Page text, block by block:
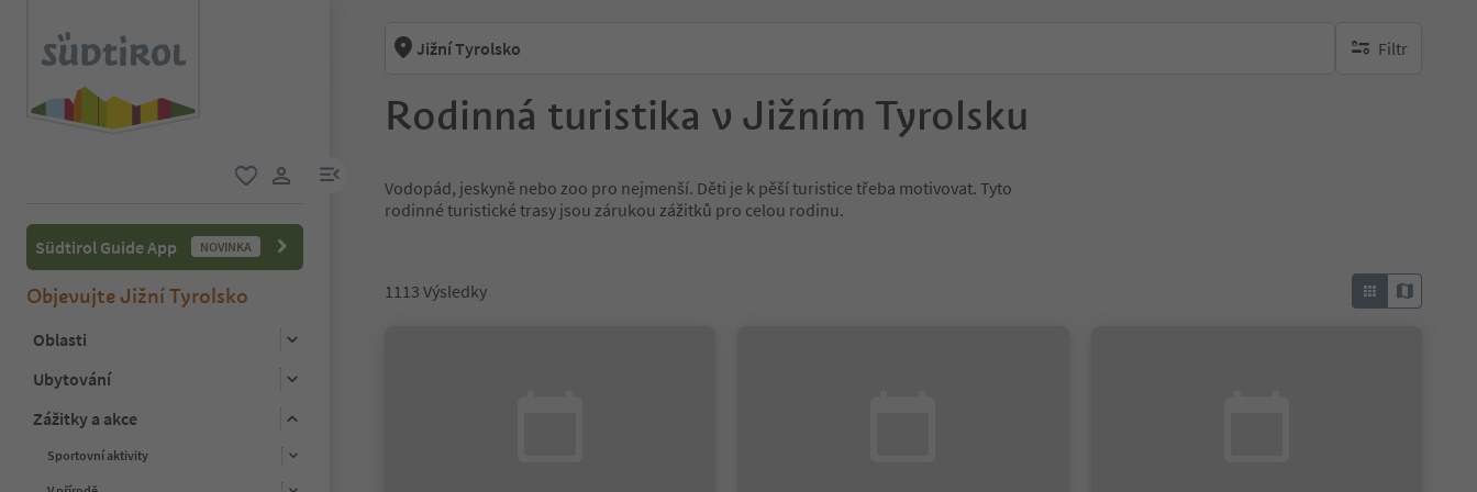
uživatelský odkaz
odkaz na menu
Südtirol Guide App NOVINKA
Objevujte Jižní Tyrolsko
Oblasti
Ubytování
Zážitky a akce
Sportovní aktivity
Jižní Tyrolsko Filtr
brak aktywnych
Rodinná turistika v Jižním Tyrolsku
Vodopád, jeskyně nebo zoo pro nejmenší. Děti je k pěší turistice třeba motivovat. Tyto
rodinné turistické trasy jsou zárukou zážitků pro celou rodinu.
1113 Výsledky